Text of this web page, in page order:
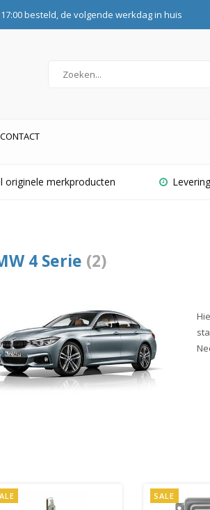
besteld, de volgende werkdag in huis
CONTACT
originele merkproducten
4 Serie (2)
SALE